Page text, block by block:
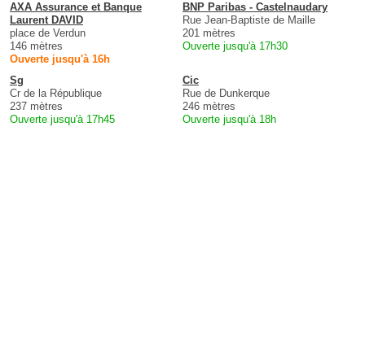
AXA Assurance et Banque
Laurent DAVID
place de Verdun
146 mètres
Ouverte jusqu'à 16h
BNP Paribas - Castelnaudary
Rue Jean-Baptiste de Maille
201 mètres
Ouverte jusqu'à 17h30
Sg
Cr de la République
237 mètres
Ouverte jusqu'à 17h45
Cic
Rue de Dunkerque
246 mètres
Ouverte jusqu'à 18h